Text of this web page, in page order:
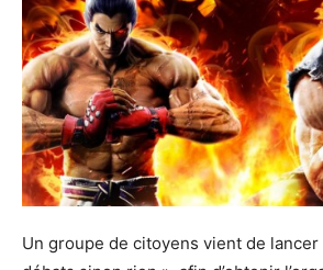
Un groupe de citoyens vient de lancer